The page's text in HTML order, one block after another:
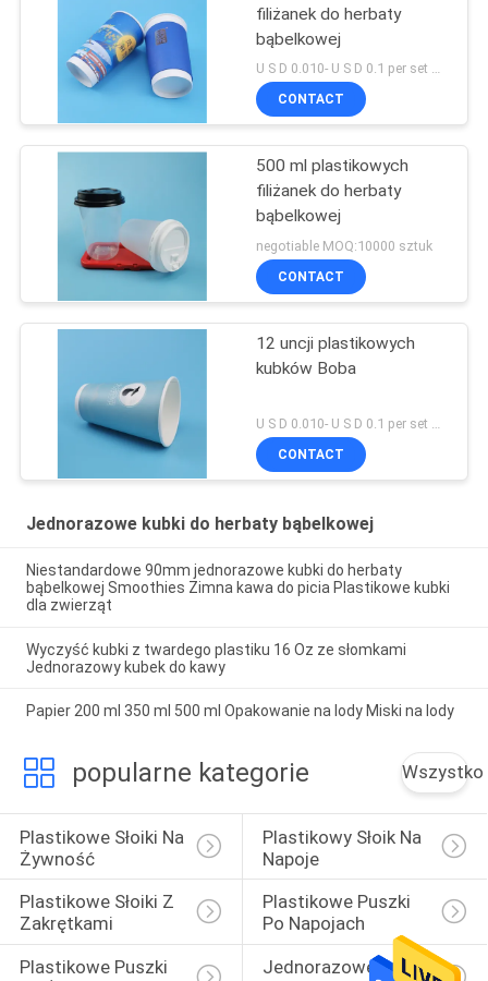
filiżanek do herbaty
bąbelkowej
U S D 0.010- U S D 0.1 per set MOQ:Zestaw 5000
CONTACT
500 ml plastikowych
filiżanek do herbaty
bąbelkowej
negotiable MOQ:10000 sztuk
CONTACT
12 uncji plastikowych
kubków Boba
CONTACT
Jednorazowe kubki do herbaty bąbelkowej
Niestandardowe 90mm jednorazowe kubki do herbaty
bąbelkowej Smoothies Zimna kawa do picia Plastikowe kubki
dla zwierząt
Wyczyść kubki z twardego plastiku 16 Oz ze słomkami
Jednorazowy kubek do kawy
Papier 200 ml 350 ml 500 ml Opakowanie na lody Miski na lody
popularne kategorie Wszystko
Plastikowe Słoiki Na
Żywność
Plastikowy Słoik Na
Napoje
Plastikowe Słoiki Z
Zakrętkami
Plastikowe Puszki
Po Napojach
Plastikowe Puszki
Jednorazowe